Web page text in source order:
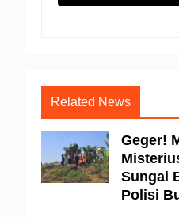
Related News
Geger!
Sungai
Polisi